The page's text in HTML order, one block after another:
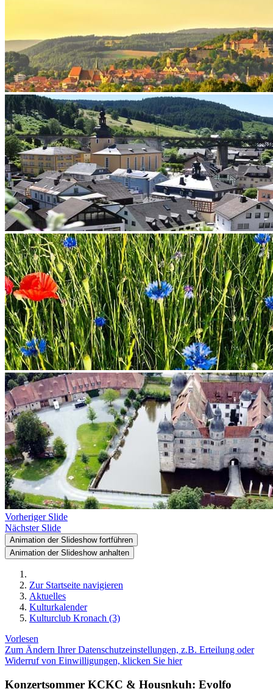
Vorheriger Slide
Nächster Slide
Animation der Slideshow fortführen
Animation der Slideshow anhalten
Zur Startseite navigieren
Aktuelles
Kulturkalender
Kulturclub Kronach (3)
Vorlesen
Zum Ändern Ihrer Datenschutzeinstellungen, z.B. Erteilung oder
Widerruf von Einwilligungen, klicken Sie hier
Konzertsommer KCKC & Housnkuh: Evolfo